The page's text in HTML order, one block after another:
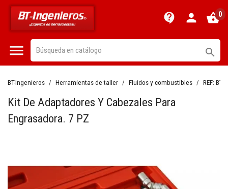
contact_support person shopping_basket0
 
BT-Ingenieros Herramientas de taller Fluidos y combustibles REF:
Kit De Adaptadores Y Cabezales Para
Engrasadora. 7 PZ